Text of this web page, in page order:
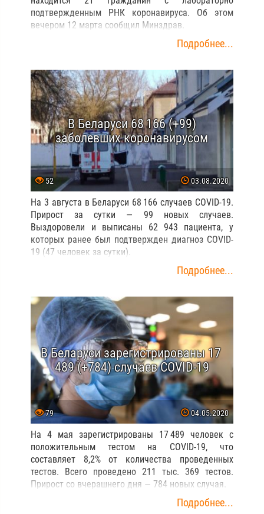
подтвержденным РНК коронавируса. Об этом
вечером 12 марта сообщил Минздрав.
Подробнее...
В Беларуси 68 166 (+99)
заболевших коронавирусом
52 03.08.2020
На 3 августа в Беларуси 68 166 случаев COVID-19.
Прирост за сутки — 99 новых случаев.
Выздоровели и выписаны 62 943 пациента, у
которых ранее был подтвержден диагноз COVID-
19 (47 человек за сутки).
Подробнее...
В Беларуси зарегистрированы 17
489 (+784) случаев COVID-19
79 04.05.2020
На 4 мая зарегистрированы 17 489 человек с
положительным тестом на COVID-19, что
составляет 8,2% от количества проведенных
тестов. Всего проведено 211 тыс. 369 тестов.
Прирост со вчерашнего дня — 784 новых случая.
Подробнее...